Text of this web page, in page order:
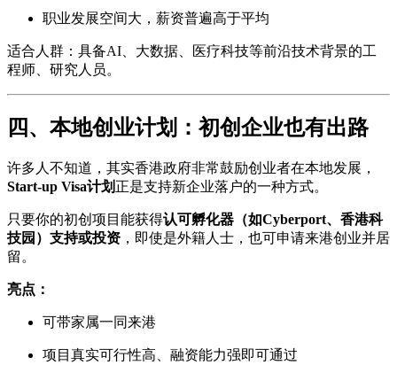
职业发展空间大，薪资普遍高于平均
适合人群：具备AI、大数据、医疗科技等前沿技术背景的工
程师、研究人员。
四、本地创业计划：初创企业也有出路
许多人不知道，其实香港政府非常鼓励创业者在本地发展，
Start-up Visa计划 正是支持新企业落户的一种方式。
只要你的初创项目能获得认可孵化器（如Cyberport、香港科
技园）支持或投资 ，即使是外籍人士，也可申请来港创业并居
留。
亮点：
可带家属一同来港
项目真实可行性高、融资能力强即可通过